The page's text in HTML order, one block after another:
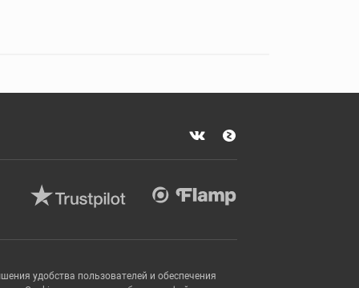
удобства пользователей и обеспечения